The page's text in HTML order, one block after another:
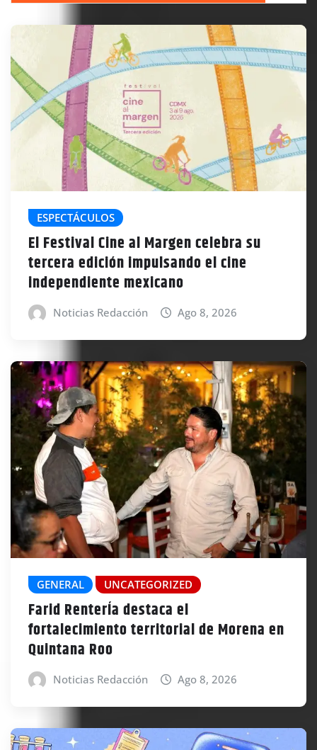
ESPECTÁCULOS
El Festival Cine al Margen celebra su
tercera edición impulsando el cine
independiente mexicano
Noticias Redacción Ago 8, 2026
GENERAL UNCATEGORIZED
Farid RenterÍa destaca el
fortalecimiento territorial de Morena en
Quintana Roo
Noticias Redacción Ago 8, 2026